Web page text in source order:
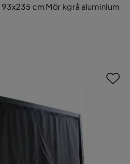
Paviljong vägg Mirador 93x235 cm Mör kgrå aluminium